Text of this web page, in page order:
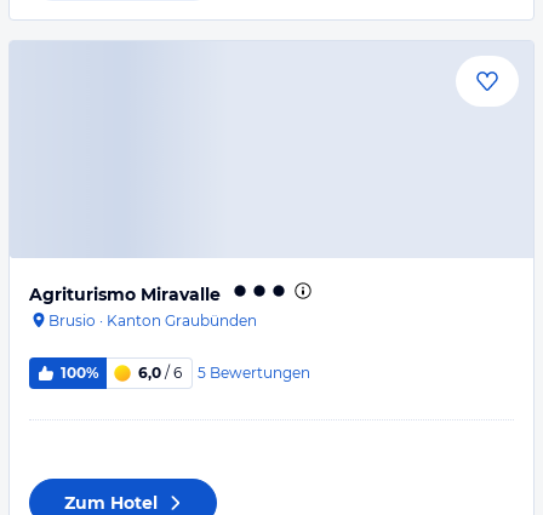
Agriturismo Miravalle
Brusio · Kanton Graubünden
100% 6,0 / 6 5 Bewertungen
Zum Hotel